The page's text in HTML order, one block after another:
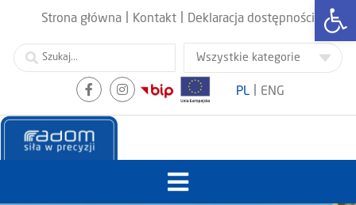
Strona główna Kontakt Deklaracja dostępności
PL ENG